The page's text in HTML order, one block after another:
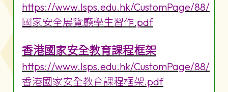
https://www.lsps.edu.hk/CustomPage/88/
國家安全展覽廳學生習作.pdf
香港國家安全教育課程框架
https://www.lsps.edu.hk/CustomPage/88/
香港國家安全教育課程框架.pdf